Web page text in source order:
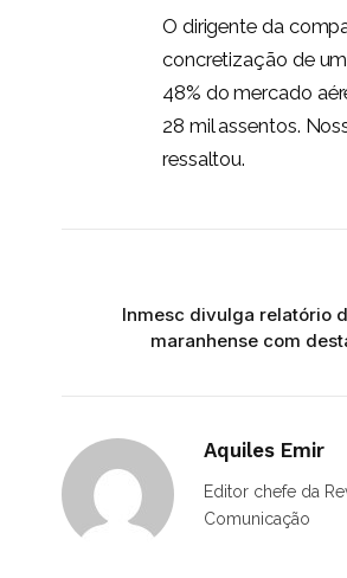
O dirigente da
concretização de
48% do mercado
28 mil assentos.
ressaltou.
Inmesc divulga relatório
maranhense com
Aquiles Emir
Editor chefe da
Comunicação